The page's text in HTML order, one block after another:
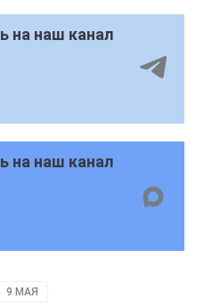
на наш канал
на наш канал
9 МАЯ